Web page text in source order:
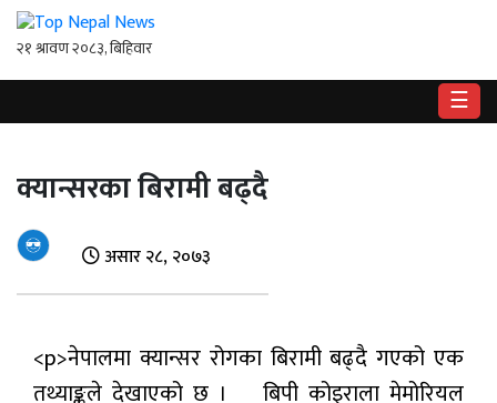
☰
गृहपृष्ठ
राष्ट्रिय
राजनीति
विश्व
क्यान्सरका बिरामी बढ्दै
असार २८, २०७३
<p>नेपालमा क्यान्सर रोगका बिरामी बढ्दै गएको एक
तथ्याङ्कले देखाएको छ । बिपी कोइराला मेमोरियल